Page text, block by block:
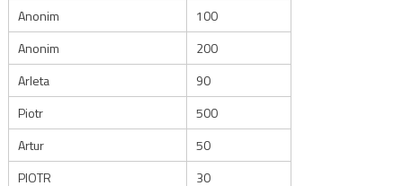
Anonim
100
Anonim
200
Arleta
90
Piotr
500
Artur
50
PIOTR
30